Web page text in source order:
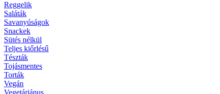
Reggelik
Saláták
Savanyúságok
Snackek
Sütés nélkül
Teljes kiőrlésű
Tészták
Tojásmentes
Torták
Vegán
Vegetáriánus